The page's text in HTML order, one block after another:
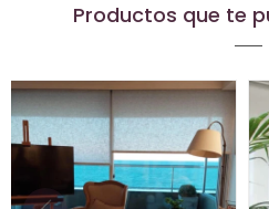
Productos que te